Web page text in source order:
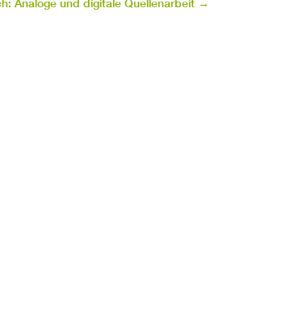
Analoge und digitale Quellenarbeit →